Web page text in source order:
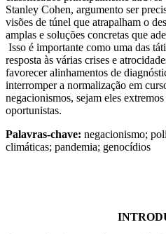
Stanley Cohen, argumento ser
visões de túnel que atrapalham o
amplas e soluções concretas que
Isso é importante como uma das
resposta às várias crises e
favorecer alinhamentos de
interromper a normalização em
negacionismos, sejam eles
oportunistas.
Palavras-chave: negacionismo;
climáticas; pandemia; genocídios